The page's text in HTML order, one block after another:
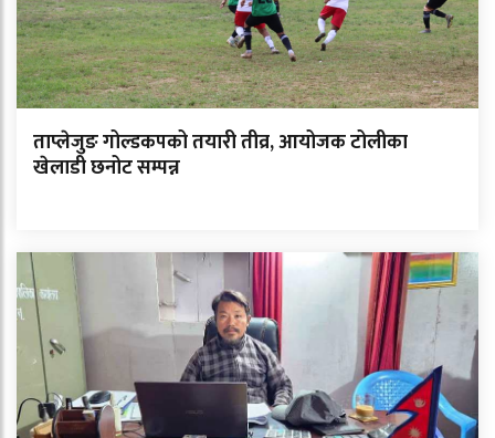
ताप्लेजुङ गोल्डकपको तयारी तीव्र, आयोजक टोलीका
खेलाडी छनोट सम्पन्न